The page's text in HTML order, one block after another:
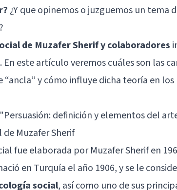
¿Y que opinemos o juzguemos un tema
de Muzafer Sherif y colaboradores
este artículo veremos cuáles son las
y cómo influye dicha teoría en los
Persuasión: definición y elementos del
Muzafer Sherif
fue elaborada por Muzafer Sherif en
en Turquía el año 1906, y se le
social, así como uno de sus